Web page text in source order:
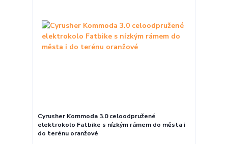
Cyrusher Kommoda 3.0 celoodpružené
elektrokolo Fatbike s nízkým rámem do města i
do terénu oranžové